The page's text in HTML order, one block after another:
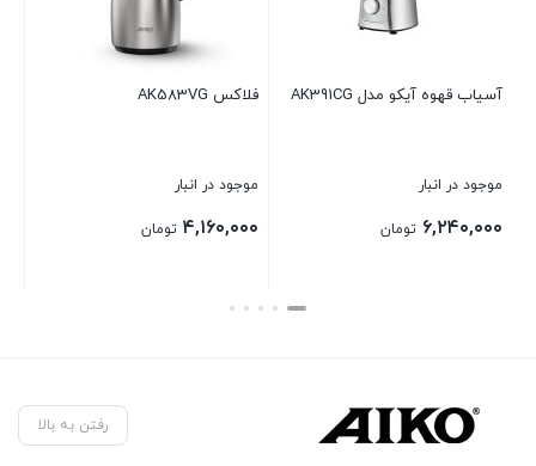
آسیاب قهوه آیکو مدل AK391CG
موجود در انبار
۶,۲۴۰,۰۰۰ تومان
فلاکس AK583VG
موجود در انبار
۴,۱۶۰,۰۰۰ تومان
بستن
رفتن به بالا